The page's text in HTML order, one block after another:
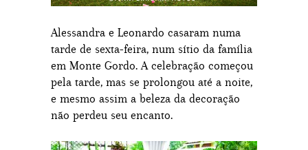
Alessandra e Leonardo casaram numa
tarde de sexta-feira, num sítio da família
em Monte Gordo. A celebração começou
pela tarde, mas se prolongou até a noite,
e mesmo assim a beleza da decoração
não perdeu seu encanto.